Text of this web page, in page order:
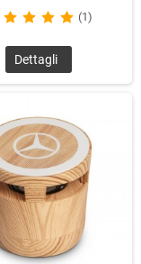
(1)
Dettagli